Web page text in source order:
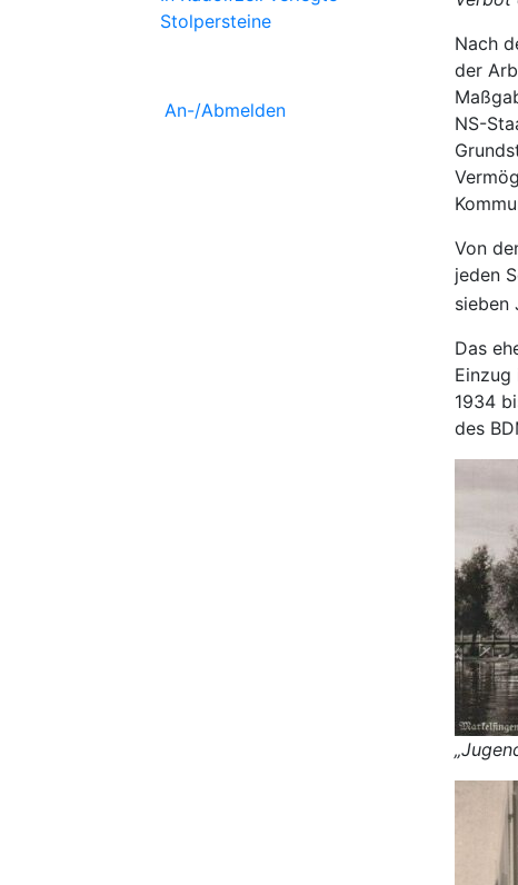
Nach
der
NS-
Von
jeden
sieben
Das
Einzug
1934
des
Stolpersteine
An-/Abmelden